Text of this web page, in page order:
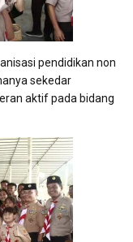
pendidikan non
sekedar
aktif pada bidang